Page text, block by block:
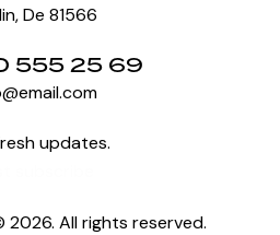
De 81566
555 25 69
updates.
2026. All rights reserved.